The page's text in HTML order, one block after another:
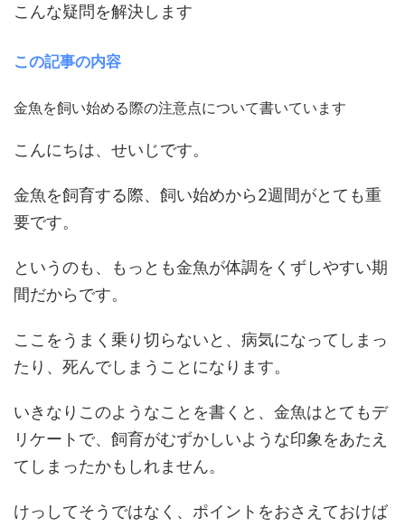
こんな疑問を解決します
この記事の内容
金魚を飼い始める際の注意点について書いています
こんにちは、せいじです。
金魚を飼育する際、飼い始めから2週間がとても重
要です。
というのも、もっとも金魚が体調をくずしやすい期
間だからです。
ここをうまく乗り切らないと、病気になってしまっ
たり、死んでしまうことになります。
いきなりこのようなことを書くと、金魚はとてもデ
リケートで、飼育がむずかしいような印象をあたえ
てしまったかもしれません。
けっしてそうではなく、ポイントをおさえておけば